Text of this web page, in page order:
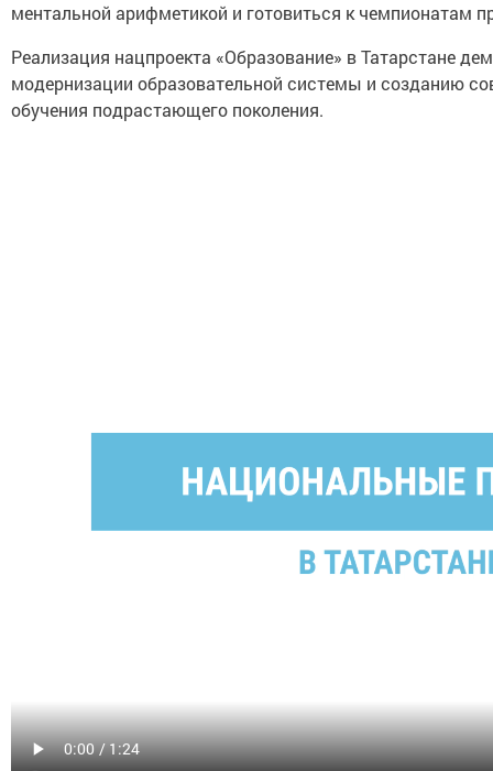
ментальной арифметикой и готовиться к чемпионатам
Реализация нацпроекта «Образование» в Татарстане
модернизации образовательной системы и созданию
обучения подрастающего поколения.